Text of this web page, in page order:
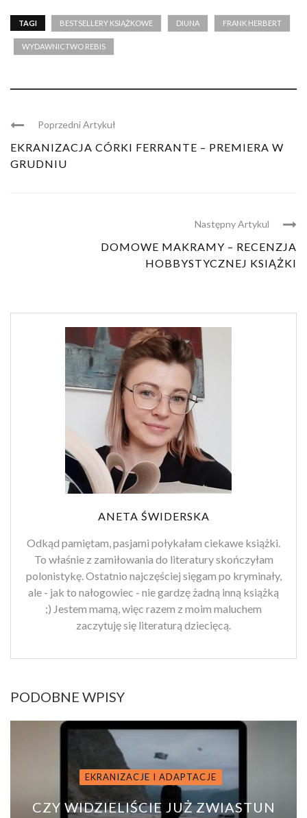
TAGI BESTSELLERY KSIĄŻKOWE DIUNA FRANK HERBERT
WYDAWNICTWO REBIS
Poprzedni Artykuł
EKRANIZACJA CÓRKI FERRANTE – PREMIERA W
GRUDNIU
Następny Artykul
DOMOWE MAKRAMY – RECENZJA
HOBBYSTYCZNEJ KSIĄŻKI
ANETA ŚWIDERSKA
Odkąd pamiętam, pasjami połykałam ciekawe książki.
To właśnie z zamiłowania do literatury skończyłam
polonistykę. Ostatnio najczęściej sięgam po kryminały,
ale - jak to nałogowiec - nie gardzę żadną inną książką
;) Jestem mamą, więc razem z moim maluchem
zaczytuję się literaturą dziecięcą.
PODOBNE WPISY
EKRANIZACJE I ADAPTACJE
CZY WIDZIELIŚCIE JUŻ ZWIASTUN